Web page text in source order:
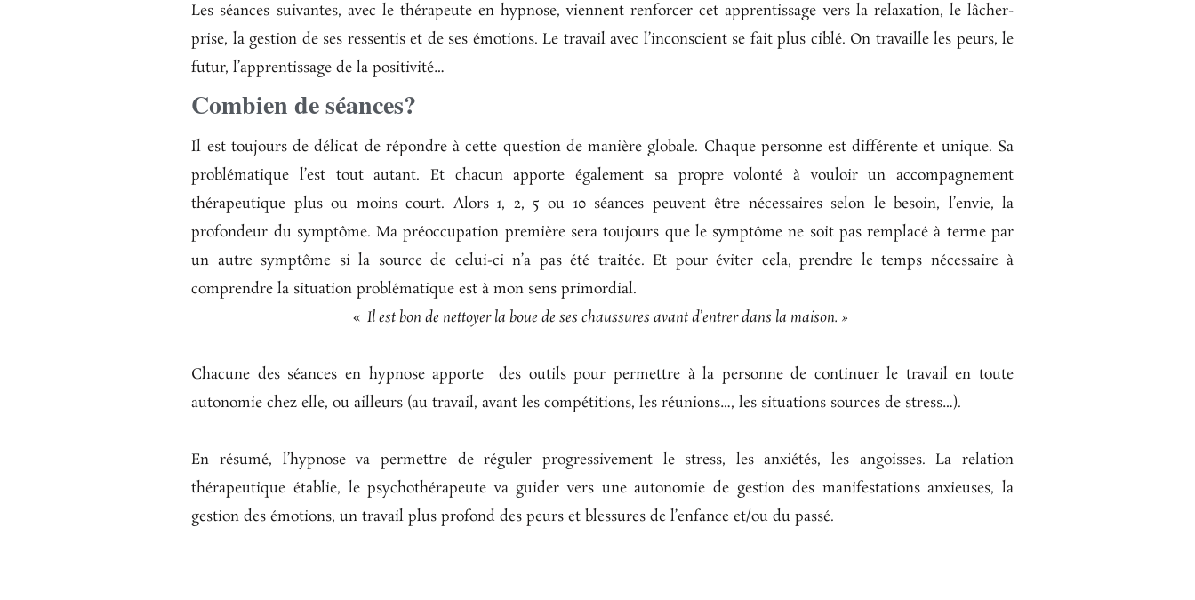
Les séances suivantes, avec le thérapeute en hypnose, viennent renforcer cet apprentissage vers la relaxation, le lâcher-
prise, la gestion de ses ressentis et de ses émotions. Le travail avec l’inconscient se fait plus ciblé. On travaille les peurs, le
futur, l’apprentissage de la positivité…
Combien de séances?
Il est toujours de délicat de répondre à cette question de manière globale. Chaque personne est différente et unique. Sa
problématique l’est tout autant. Et chacun apporte également sa propre volonté à vouloir un accompagnement
thérapeutique plus ou moins court. Alors 1, 2, 5 ou 10 séances peuvent être nécessaires selon le besoin, l’envie, la
profondeur du symptôme. Ma préoccupation première sera toujours que le symptôme ne soit pas remplacé à terme par
un autre symptôme si la source de celui-ci n’a pas été traitée. Et pour éviter cela, prendre le temps nécessaire à
comprendre la situation problématique est à mon sens primordial.
« Il est bon de nettoyer la boue de ses chaussures avant d’entrer dans la maison. »
Chacune des séances en hypnose apporte des outils pour permettre à la personne de continuer le travail en toute
autonomie chez elle, ou ailleurs (au travail, avant les compétitions, les réunions…, les situations sources de stress…).
En résumé, l’hypnose va permettre de réguler progressivement le stress, les anxiétés, les angoisses. La relation
thérapeutique établie, le psychothérapeute va guider vers une autonomie de gestion des manifestations anxieuses, la
gestion des émotions, un travail plus profond des peurs et blessures de l’enfance et/ou du passé.